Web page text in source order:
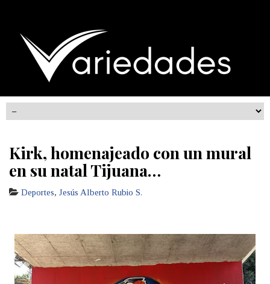
Kirk, homenajeado con un mural
en su natal Tijuana…
Deportes, Jesús Alberto Rubio S.